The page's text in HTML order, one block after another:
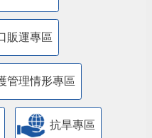
販運專區
管理情形專區
抗旱專區